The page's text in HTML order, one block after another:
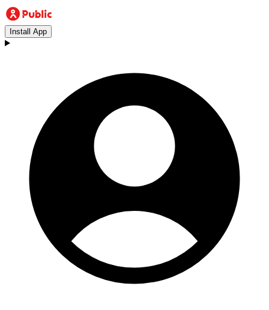
Install App